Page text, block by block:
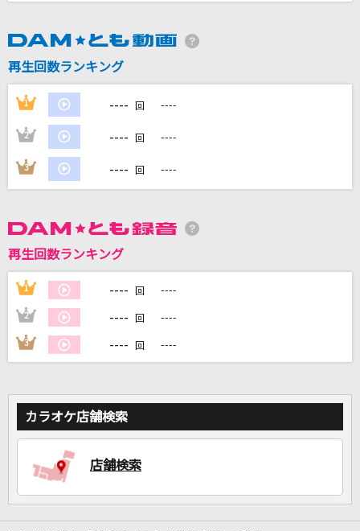
Official髭男dism
明日の記憶
SixTONES
なにやってもうまくいかない
meiyo
SixTONES
Talk to My Tone
Roselia
カラオケをもっと楽しもう！
再生回数ランキング
1 ---- 回 ----
2 ---- 回 ----
3 ---- 回 ----
再生回数ランキング
1 ---- 回 ----
2 ---- 回 ----
3 ---- 回 ----
カラオケ店舗検索
店舗検索